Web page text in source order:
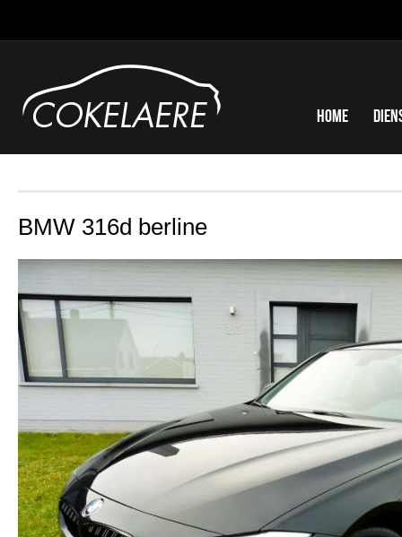
Home
BMW 316d berline